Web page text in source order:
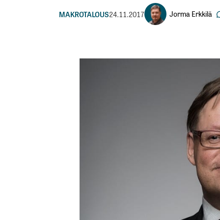
MAKROTALOUS24.11.2017 Jorma Erkkilä